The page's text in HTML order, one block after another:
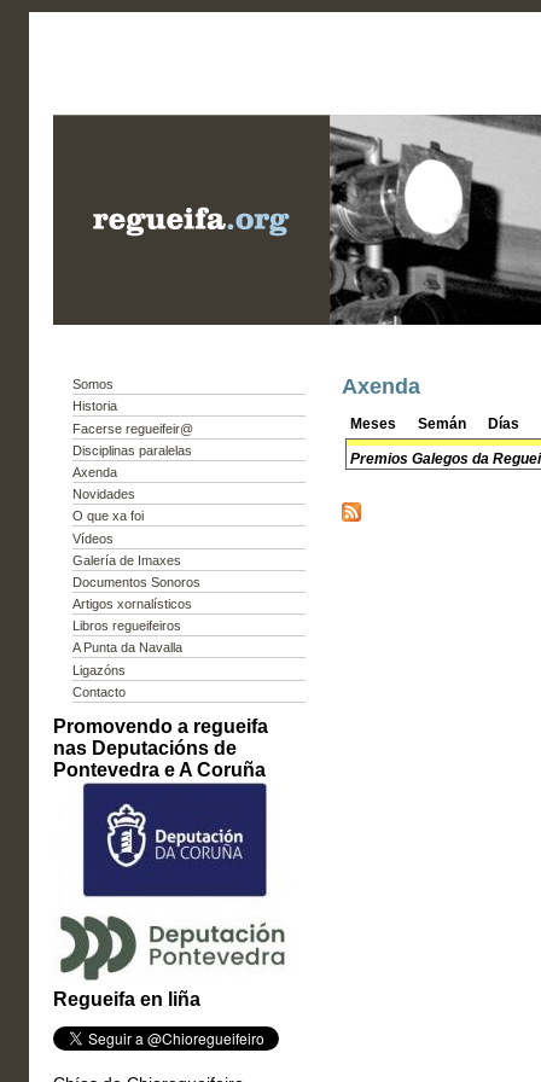
Somos
Historia
Facerse regueifeir@
Disciplinas paralelas
Axenda
Novidades
O que xa foi
Vídeos
Galería de Imaxes
Documentos Sonoros
Artigos xornalísticos
Libros regueifeiros
A Punta da Navalla
Ligazóns
Contacto
Promovendo a regueifa
nas Deputacións de
Pontevedra e A Coruña
Regueifa en liña
Axenda
Meses Semán Días
Premios Galegos da